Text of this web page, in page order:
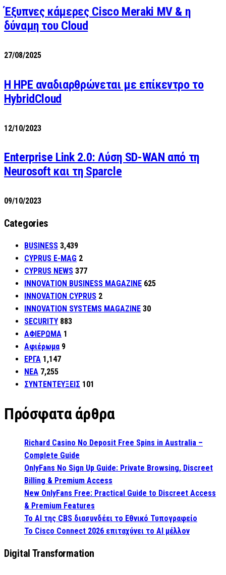
Έξυπνες κάμερες Cisco Meraki MV & η
δύναμη του Cloud
27/08/2025
H HPE αναδιαρθρώνεται με επίκεντρο το
HybridCloud
12/10/2023
Enterprise Link 2.0: Λύση SD-WAN από τη
Neurosoft και τη Sparcle
09/10/2023
Categories
BUSINESS 3,439
CYPRUS E-MAG 2
CYPRUS NEWS 377
INNOVATION BUSINESS MAGAZINE 625
INNOVATION CYPRUS 2
INNOVATION SYSTEMS MAGAZINE 30
SECURITY 883
ΑΦΙΕΡΩΜΑ 1
Αφιέρωμα 9
ΕΡΓΑ 1,147
ΝΕΑ 7,255
ΣΥΝΤΕΝΤΕΥΞΕΙΣ 101
Πρόσφατα άρθρα
Richard Casino No Deposit Free Spins in Australia –
Complete Guide
OnlyFans No Sign Up Guide: Private Browsing, Discreet
Billing & Premium Access
New OnlyFans Free: Practical Guide to Discreet Access
& Premium Features
Το AI της CBS διασυνδέει το Εθνικό Τυπογραφείο
Το Cisco Connect 2026 επιταχύνει το AI μέλλον
Digital Transformation